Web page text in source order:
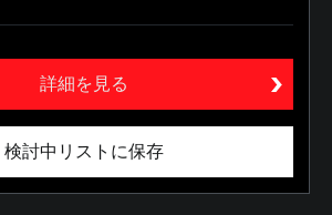
詳細を見る
検討中リストに保存